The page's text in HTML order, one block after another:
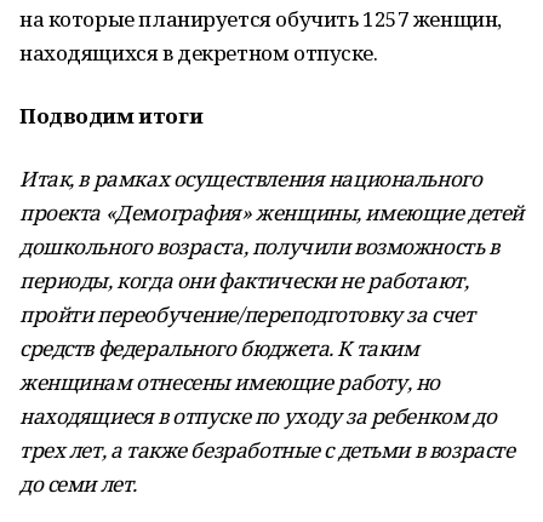
на которые планируется обучить 1257 женщин,
находящихся в декретном отпуске.
Подводим итоги
Итак, в рамках осуществления национального
проекта «Демография» женщины, имеющие детей
дошкольного возраста, получили возможность в
периоды, когда они фактически не работают,
пройти переобучение/переподготовку за счет
средств федерального бюджета. К таким
женщинам отнесены имеющие работу, но
находящиеся в отпуске по уходу за ребенком до
трех лет, а также безработные с детьми в возрасте
до семи лет.